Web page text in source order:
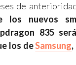
de
los nuevos
835
los deSamsung